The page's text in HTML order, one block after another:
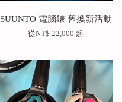
SUUNTO 電腦錶 舊換新活動
從NT$ 22,000 起